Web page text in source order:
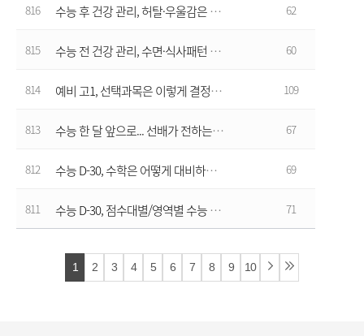
816 수능 후 건강 관리, 허탈·우울감은 여행·운동으로 환기, 미래 걱정 OFF 62
815 수능 전 건강 관리, 수면·식사패턴 유지하며 최상의 컨디션으로 60
814 예비 고1, 선택과목은 이렇게 결정하자 109
813 수능 한 달 앞으로... 선배가 전하는 마무리 학습전략 67
812 수능 D-30, 수학은 어떻게 대비하면 좋을까? 69
811 수능 D-30, 점수대별/영역별 수능 대비 방법 71
1 2 3 4 5 6 7 8 9 10